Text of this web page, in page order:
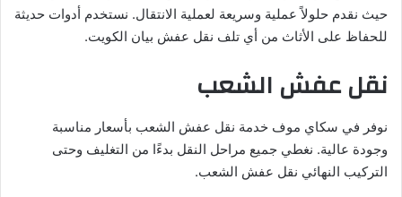
حيث نقدم حلولاً عملية وسريعة لعملية الانتقال. نستخدم أدوات حديثة
للحفاظ على الأثاث من أي تلف نقل عفش بيان الكويت.
نقل عفش الشعب
نوفر في سكاي موف خدمة نقل عفش الشعب بأسعار مناسبة
وجودة عالية. نغطي جميع مراحل النقل بدءًا من التغليف وحتى
التركيب النهائي نقل عفش الشعب.